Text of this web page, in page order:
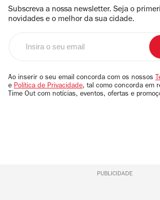
Subscreva a nossa newsletter. Seja o
novidades e o melhor da sua cidade.
email
Ao inserir o seu email concorda com os nossos
e Política de Privacidade, tal como concorda em
Time Out com notícias, eventos, ofertas e
PUBLICIDADE